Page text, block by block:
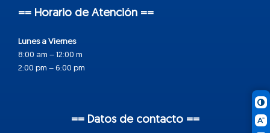
== Horario de Atención ==
Lunes a Viernes
8:00 am – 12:00 m
2:00 pm – 6:00 pm
== Datos de contacto ==